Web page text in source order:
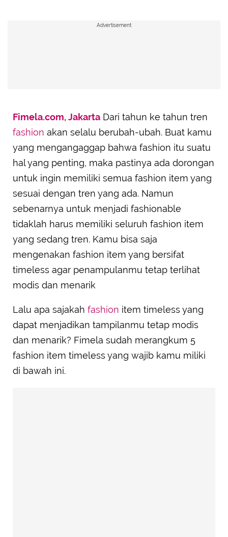
Advertisement
Fimela.com, Jakarta Dari tahun ke tahun tren
fashion akan selalu berubah-ubah. Buat kamu
yang mengangaggap bahwa fashion itu suatu
hal yang penting, maka pastinya ada dorongan
untuk ingin memiliki semua fashion item yang
sesuai dengan tren yang ada. Namun
sebenarnya untuk menjadi fashionable
tidaklah harus memiliki seluruh fashion item
yang sedang tren. Kamu bisa saja
mengenakan fashion item yang bersifat
timeless agar penampulanmu tetap terlihat
modis dan menarik
Lalu apa sajakah fashion item timeless yang
dapat menjadikan tampilanmu tetap modis
dan menarik? Fimela sudah merangkum 5
fashion item timeless yang wajib kamu miliki
di bawah ini.